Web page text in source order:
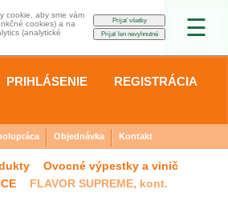
cookie, aby sme vám
cookies) a na
(analytické
☰
Objednávka Kontakt
PRIHLÁSENIE REGISTRÁCIA
Ovocné výpestky a vinič
FLAVOR SUPREME, kont.